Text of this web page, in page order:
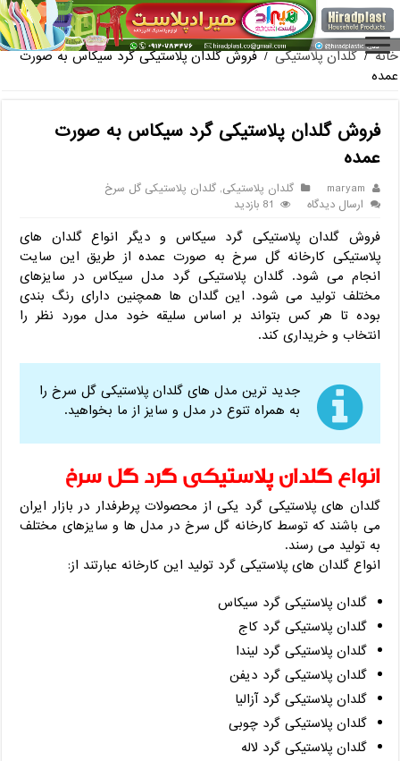
فروش گلدان پلاستیکی گلخانه به صورت
خانه / گلدان پلاستیکی / فروش گلدان پلاستیکی گرد سیکاس به صورت
عمده
فروش گلدان پلاستیکی گرد سیکاس به صورت
عمده
maryam گلدان پلاستیکی,گلدان پلاستیکی گل سرخ
ارسال دیدگاه
81 بازدید
فروش گلدان پلاستیکی گرد سیکاس و دیگر انواع گلدان های
پلاستیکی کارخانه گل سرخ به صورت عمده از طریق این سایت
انجام می شود. گلدان پلاستیکی گرد مدل سیکاس در سایزهای
مختلف تولید می شود. این گلدان ها همچنین دارای رنگ بندی
بوده تا هر کس بتواند بر اساس سلیقه خود مدل مورد نظر را
انتخاب و خریداری کند.
جدید ترین مدل های گلدان پلاستیکی گل سرخ را
به همراه تنوع در مدل و سایز از ما بخواهید.
انواع گلدان پلاستیکی گرد گل سرخ
گلدان های پلاستیکی گرد یکی از محصولات پرطرفدار در بازار ایران
می باشند که توسط کارخانه گل سرخ در مدل ها و سایزهای مختلف
به تولید می رسند.
انواع گلدان های پلاستیکی گرد تولید این کارخانه عبارتند از:
گلدان پلاستیکی گرد سیکاس
گلدان پلاستیکی گرد کاج
گلدان پلاستیکی گرد لیندا
گلدان پلاستیکی گرد دیفن
گلدان پلاستیکی گرد آزالیا
گلدان پلاستیکی گرد چوبی
گلدان پلاستیکی گرد لاله